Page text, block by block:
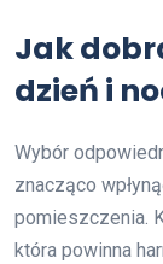
Jak
dzień i
Wybór
znacząco
pomieszczenia.
która powinna